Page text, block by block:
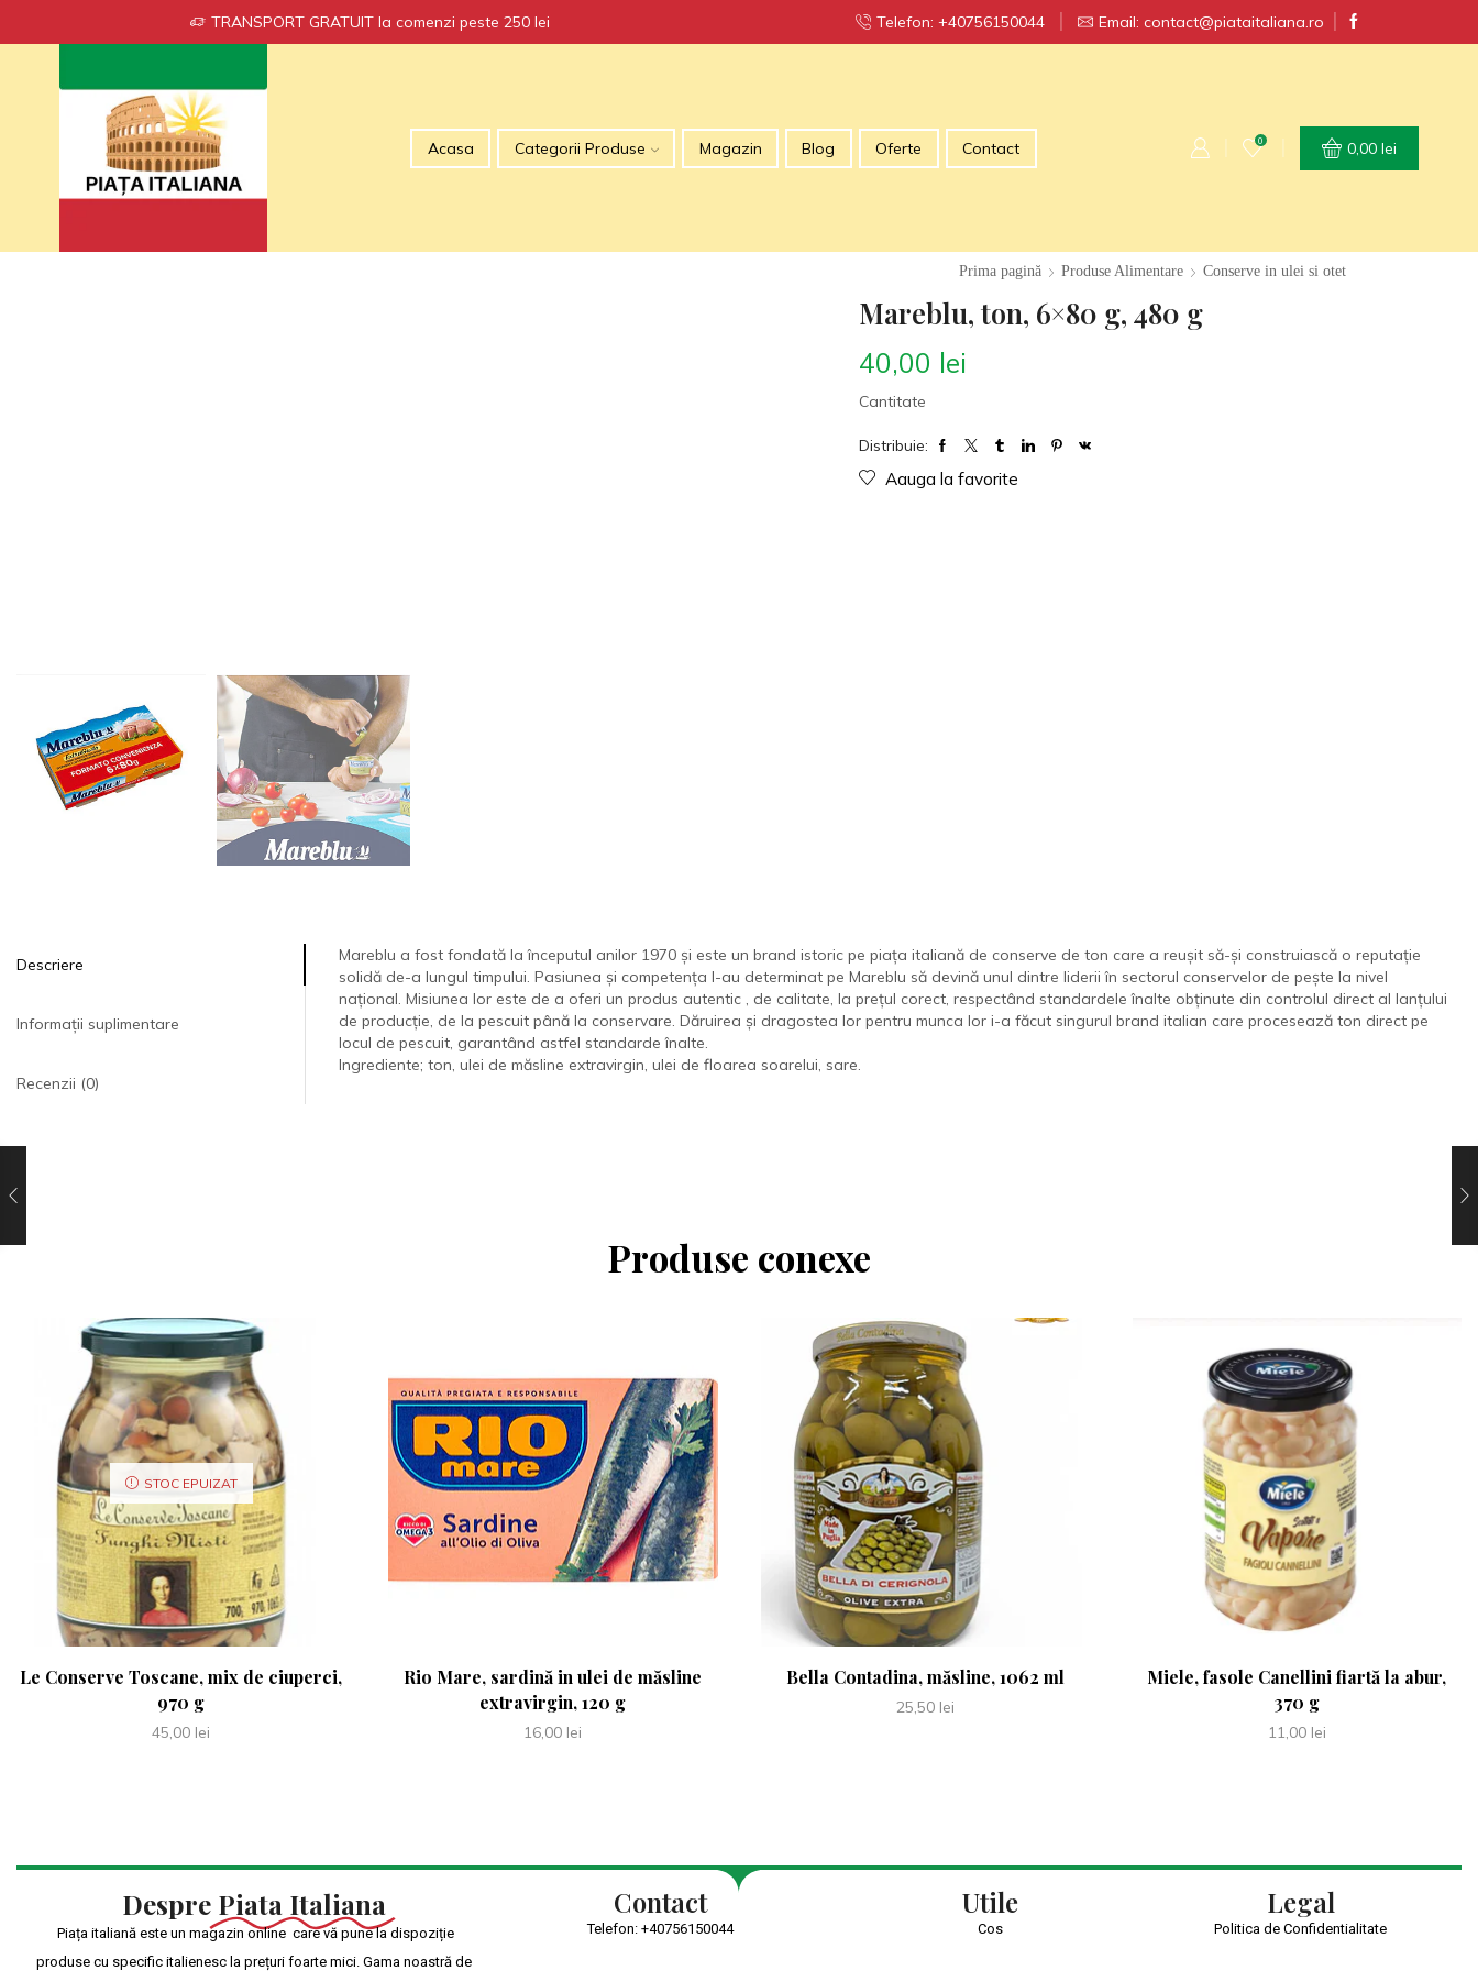
TRANSPORT GRATUIT la comenzi peste 250 lei TRANSPORT GRATUIT la comenzi peste 250 lei
Telefon: +40756150044 Email: contact@piataitaliana.ro
Acasa Categorii Produse Magazin Blog Oferte Contact 0 0,00lei
Prima pagină Produse Alimentare Conserve in ulei si otet
Mareblu, ton, 6×80 g, 480 g
40,00 lei
Cantitate
Distribuie:
Aauga la favorite
Descriere
Informații suplimentare
Recenzii (0)
Mareblu a fost fondată la începutul anilor 1970 și este un brand istoric pe piața italiană de conserve de ton care a reușit să-și construiască o reputație
solidă de-a lungul timpului. Pasiunea și competența l-au determinat pe Mareblu să devină unul dintre liderii în sectorul conservelor de pește la nivel
național. Misiunea lor este de a oferi un produs autentic , de calitate, la prețul corect, respectând standardele înalte obținute din controlul direct al lanțului
de producție, de la pescuit până la conservare. Dăruirea și dragostea lor pentru munca lor i-a făcut singurul brand italian care procesează ton direct pe
locul de pescuit, garantând astfel standarde înalte.
Ingrediente; ton, ulei de măsline extravirgin, ulei de floarea soarelui, sare.
Produse conexe
STOC EPUIZAT
Le Conserve Toscane, mix de ciuperci,
970 g
45,00 lei
Rio Mare, sardină in ulei de măsline
extravirgin, 120 g
16,00 lei
Bella Contadina, măsline, 1062 ml
25,50 lei
Miele, fasole Canellini fiartă la abur,
370 g
11,00 lei
Despre Piata Italiana
Piața italiană este un magazin online care vă pune la dispoziție
produse cu specific italienesc la prețuri foarte mici. Gama noastră de
Contact
Telefon:+40756150044
Utile
Cos
Legal
Politica de Confidentialitate